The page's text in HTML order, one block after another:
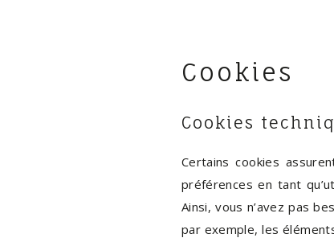
Cookies
Cookies
Certains cookies
préférences en tant
Ainsi, vous n’avez pas
par exemple, les